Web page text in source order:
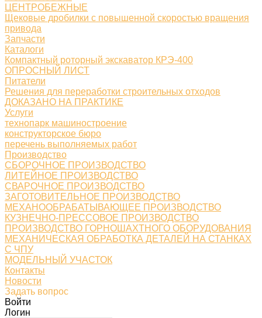
ЦЕНТРОБЕЖНЫЕ
Щековые дробилки с повышенной скоростью вращения
привода
Запчасти
Каталоги
Компактный роторный экскаватор КРЭ-400
ОПРОСНЫЙ ЛИСТ
Питатели
Решения для переработки строительных отходов
ДОКАЗАНО НА ПРАКТИКЕ
Услуги
технопарк машиностроение
конструкторское бюро
перечень выполняемых работ
Производство
СБОРОЧНОЕ ПРОИЗВОДСТВО
ЛИТЕЙНОЕ ПРОИЗВОДСТВО
СВАРОЧНОЕ ПРОИЗВОДСТВО
ЗАГОТОВИТЕЛЬНОЕ ПРОИЗВОДСТВО
МЕХАНООБРАБАТЫВАЮЩЕЕ ПРОИЗВОДСТВО
КУЗНЕЧНО-ПРЕССОВОЕ ПРОИЗВОДСТВО
ПРОИЗВОДСТВО ГОРНОШАХТНОГО ОБОРУДОВАНИЯ
МЕХАНИЧЕСКАЯ ОБРАБОТКА ДЕТАЛЕЙ НА СТАНКАХ
С ЧПУ
МОДЕЛЬНЫЙ УЧАСТОК
Контакты
Новости
Задать вопрос
Войти
Логин